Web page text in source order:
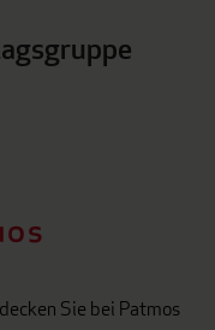
Sie bei Patmos